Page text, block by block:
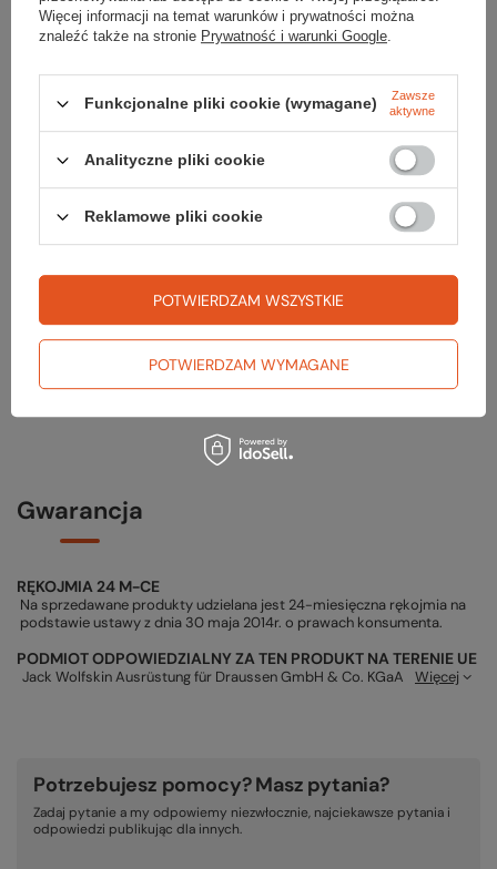
Kolor
night blue
Kod EAN
4064993526455
Sprawdź
czy masz wszystko
Gwarancja
RĘKOJMIA 24 M-CE
Na sprzedawane produkty udzielana jest 24-miesięczna rękojmia na
podstawie ustawy z dnia 30 maja 2014r. o prawach konsumenta.
PODMIOT ODPOWIEDZIALNY ZA TEN PRODUKT NA TERENIE UE
Jack Wolfskin Ausrüstung für Draussen GmbH & Co. KGaA Więcej
Potrzebujesz pomocy? Masz pytania?
Zadaj pytanie a my odpowiemy niezwłocznie, najciekawsze pytania i
odpowiedzi publikując dla innych.
Więcej informacji na temat warunków i prywatności można
znaleźć także na stronie Prywatność i warunki Google.
Funkcjonalne pliki cookie (wymagane)
Zawsze
aktywne
Analityczne pliki cookie
Reklamowe pliki cookie
POTWIERDZAM WYMAGANE
POTWIERDZAM WSZYSTKIE